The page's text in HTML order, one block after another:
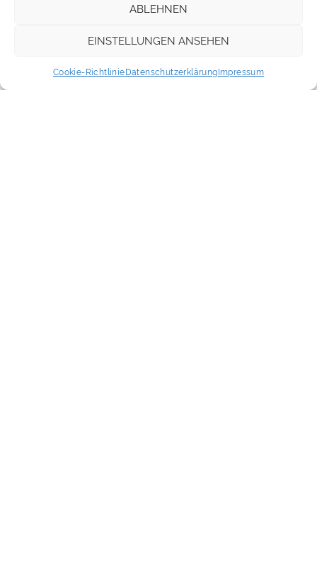
ABLEHNEN
EINSTELLUNGEN ANSEHEN
Cookie-Richtlinie Datenschutzerklärung Impressum
Hamburg